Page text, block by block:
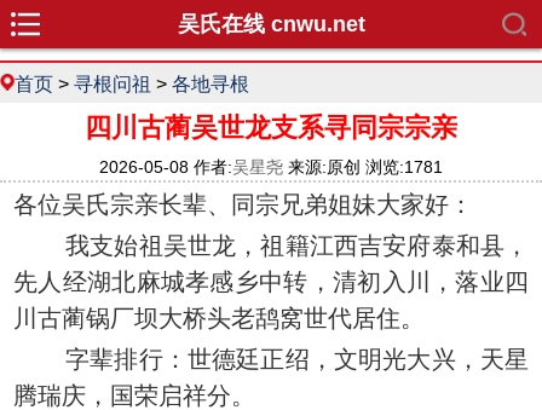
吴氏在线 cnwu.net
首页 > 寻根问祖 > 各地寻根
四川古蔺吴世龙支系寻同宗宗亲
2026-05-08 作者:吴星尧 来源:原创 浏览:1781
各位吴氏宗亲长辈、同宗兄弟姐妹大家好：
我支始祖吴世龙，祖籍江西吉安府泰和县，
先人经湖北麻城孝感乡中转，清初入川，落业四
川古蔺锅厂坝大桥头老鸹窝世代居住。
字辈排行：世德廷正绍，文明光大兴，天星
腾瑞庆，国荣启祥分。